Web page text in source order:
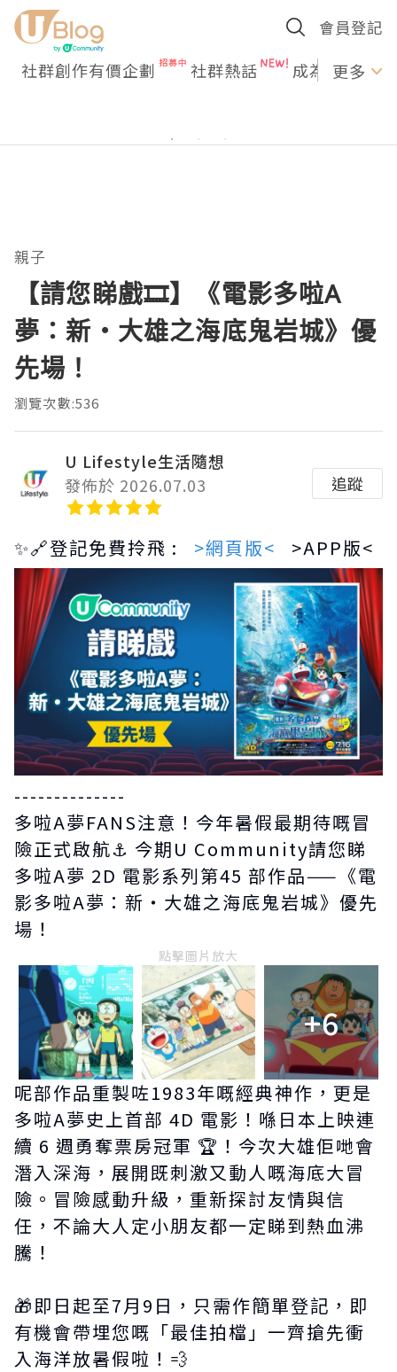
會員登記
社群創作有價企劃 社群熱話 成為U更多
親子
【請您睇戲🎞️】《電影多啦A
夢：新・大雄之海底鬼岩城》優
先場！
瀏覽次數:536
U Lifestyle生活隨想
發佈於 2026.07.03
追蹤
✨🔗登記免費拎飛 : >網頁版< >APP版<
--------------
多啦A夢FANS注意！今年暑假最期待嘅冒
險正式啟航⚓ 今期U Community請您睇
多啦A夢 2D 電影系列第45 部作品——《電
影多啦A夢：新・大雄之海底鬼岩城》優先
場！
點擊圖片放大
+6
呢部作品重製咗1983年嘅經典神作，更是
多啦A夢史上首部 4D 電影！喺日本上映連
續 6 週勇奪票房冠軍 🏆！今次大雄佢哋會
潛入深海，展開既刺激又動人嘅海底大冒
險。冒險感動升級，重新探討友情與信
任，不論大人定小朋友都一定睇到熱血沸
騰！
🎁即日起至7月9日，只需作簡單登記，即
有機會帶埋您嘅「最佳拍檔」一齊搶先衝
入海洋放暑假啦！💨